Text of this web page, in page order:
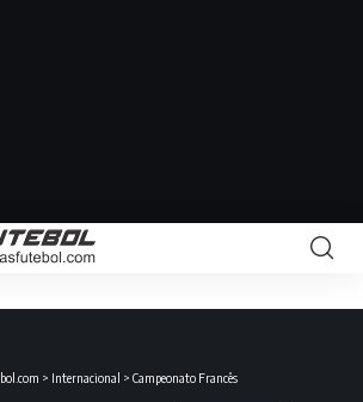
> Internacional > Campeonato Francês